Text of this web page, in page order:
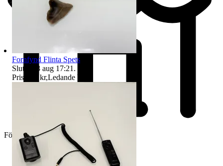
Företag
Fornfynd Flinta Spets
Sluttid
13 aug 17:21 .
Pris:
100 kr,Ledande bud